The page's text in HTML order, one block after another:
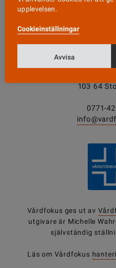
Tipsa
103 64
0771-
Vårdfokus ges ut av
utgivare är Michelle
självständig
Läs om Vårdfokus
upplevelsen.
Cookieinställningar
Avvisa